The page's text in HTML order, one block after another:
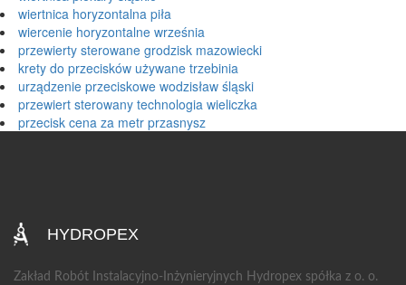
wiertnica horyzontalna piła
wiercenie horyzontalne września
przewierty sterowane grodzisk mazowiecki
krety do przecisków używane trzebinia
urządzenie przeciskowe wodzisław śląski
przewiert sterowany technologia wieliczka
przecisk cena za metr przasnysz
HYDROPEX
Zakład Robót Instalacyjno-Inżynieryjnych Hydropex spółka z o. o.